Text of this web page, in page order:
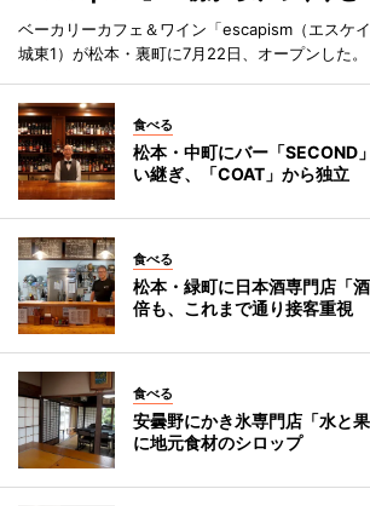
ベーカリーカフェ＆ワイン「escapism（エスケ
城東1）が松本・裏町に7月22日、オープンした。
食べる
松本・中町にバー「
い継ぎ、「COAT」から独立
食べる
松本・緑町に日本酒専門店「
倍も、これまで通り接客重視
食べる
安曇野にかき氷専門店「水と
に地元食材のシロップ